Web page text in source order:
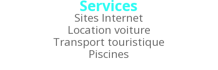
Services
Sites Internet
Location voiture
Transport touristique
Piscines